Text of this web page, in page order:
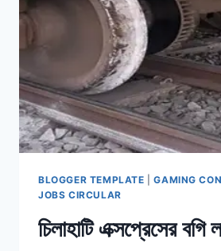
BLOGGER TEMPLATE |GAMING
JOBS CIRCULAR
চিলাহাটি এক্সপ্রেসের